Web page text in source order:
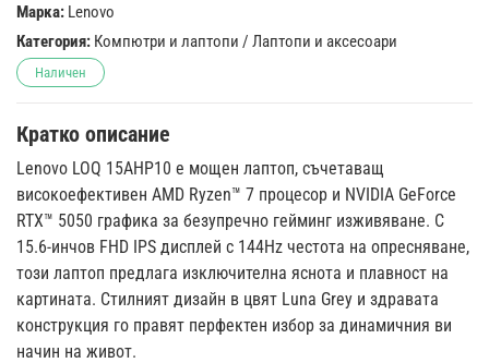
Марка: Lenovo
Категория: Компютри и лаптопи / Лаптопи и аксесоари
Наличен
Кратко описание
Lenovo LOQ 15AHP10 е мощен лаптоп, съчетаващ
високоефективен AMD Ryzen™ 7 процесор и NVIDIA GeForce
RTX™ 5050 графика за безупречно гейминг изживяване. С
15.6-инчов FHD IPS дисплей с 144Hz честота на опресняване,
този лаптоп предлага изключителна яснота и плавност на
картината. Стилният дизайн в цвят Luna Grey и здравата
конструкция го правят перфектен избор за динамичния ви
начин на живот.